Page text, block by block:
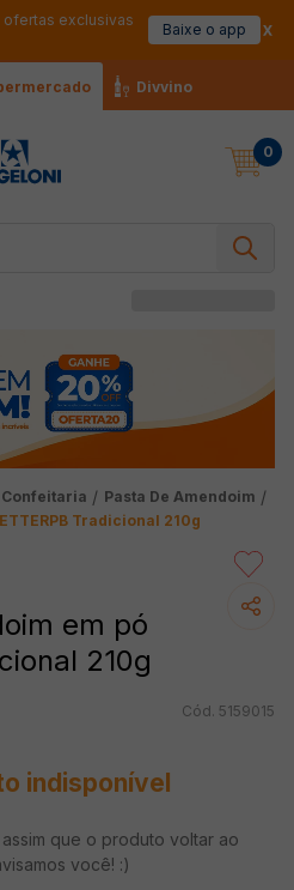
ofertas exclusivas
Baixe o app
Divvino
0
Confeitaria
Pasta De Amendoim
Tradicional 210g
em pó
210g
5159015
indisponível
que o produto voltar ao
você! :)